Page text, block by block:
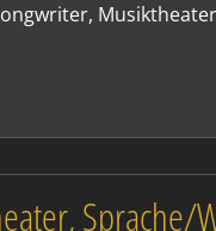
, Musiktheater
Sprache/